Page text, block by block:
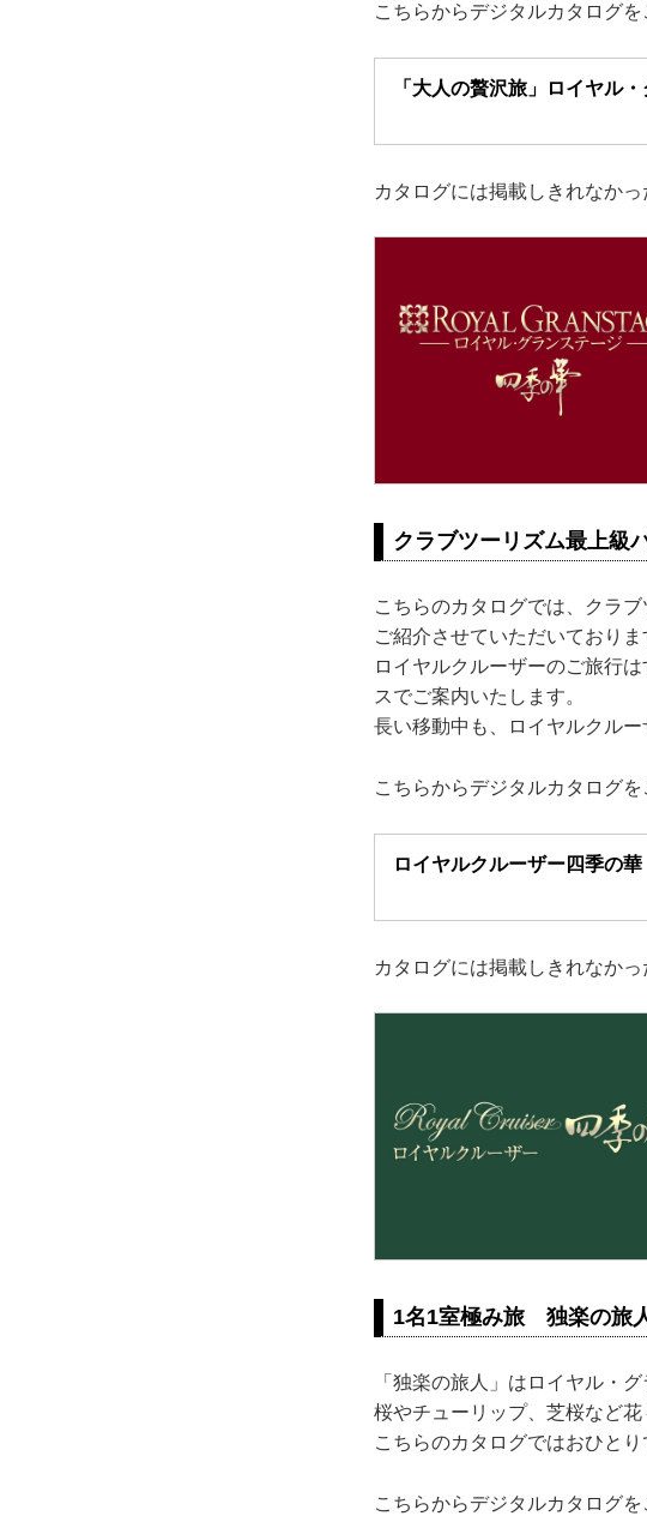
こちらからデジタルカタログ
「大人の贅沢旅」ロイヤル
カタログには掲載しきれなか
クラブツーリズム最上級
こちらのカタログでは、クラ
ご紹介させていただいておりま
ロイヤルクルーザーのご旅行
スでご案内いたします。
長い移動中も、ロイヤルクル
こちらからデジタルカタログ
ロイヤルクルーザー四季の華
カタログには掲載しきれなか
1名1室極み旅 独楽の旅
「独楽の旅人」はロイヤル・
桜やチューリップ、芝桜など
こちらのカタログではおひと
こちらからデジタルカタログ